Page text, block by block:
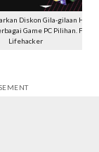
Diskon Gila-gilaan Hingga
Game PC Pilihan. Foto:
Lifehacker